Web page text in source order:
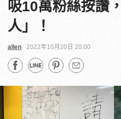
吸10萬粉絲按讚
人」！
allen 2022年10月20日 20:00